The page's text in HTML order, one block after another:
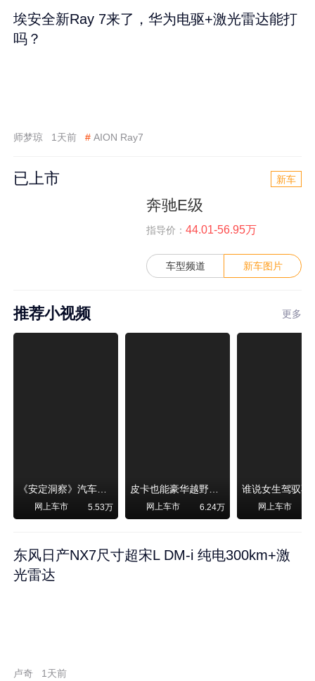
埃安全新Ray 7来了，华为电驱+激光雷达能打
吗？
师梦琼 1天前 # AION Ray7
已上市 新车
奔驰E级
指导价： 44.01-56.95万
车型频道 新车图片
推荐小视频 更多
《安定洞察》汽车烧不烧油，和石油安全无关！
网上车市 5.53万
皮卡也能豪华越野！纵横F700上市，限时卖29.99万起
网上车市 6.24万 网上车市
东风日产NX7尺寸超宋L DM-i 纯电300km+激
光雷达
卢奇 1天前